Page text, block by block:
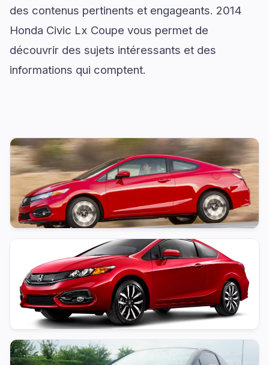
des contenus pertinents et engageants. 2014
Honda Civic Lx Coupe vous permet de
découvrir des sujets intéressants et des
informations qui comptent.